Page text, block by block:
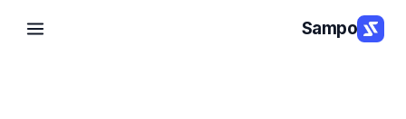
Sampo